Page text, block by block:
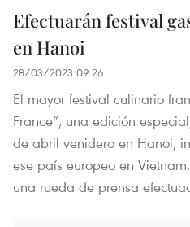
Efectuarán festival
en Hanoi
28/03/2023 09:26
El mayor festival culinario
France”, una edición
de abril venidero en Hanoi,
ese país europeo en
una rueda de prensa